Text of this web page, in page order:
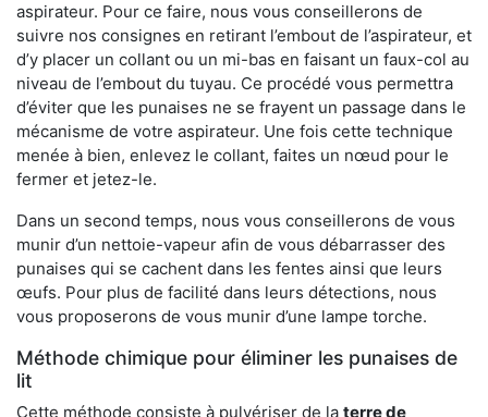
aspirateur. Pour ce faire, nous vous conseillerons de
suivre nos consignes en retirant l’embout de l’aspirateur, et
d’y placer un collant ou un mi-bas en faisant un faux-col au
niveau de l’embout du tuyau. Ce procédé vous permettra
d’éviter que les punaises ne se frayent un passage dans le
mécanisme de votre aspirateur. Une fois cette technique
menée à bien, enlevez le collant, faites un nœud pour le
fermer et jetez-le.
Dans un second temps, nous vous conseillerons de vous
munir d’un nettoie-vapeur afin de vous débarrasser des
punaises qui se cachent dans les fentes ainsi que leurs
œufs. Pour plus de facilité dans leurs détections, nous
vous proposerons de vous munir d’une lampe torche.
Méthode chimique pour éliminer les punaises de
lit
Cette méthode consiste à pulvériser de la terre de